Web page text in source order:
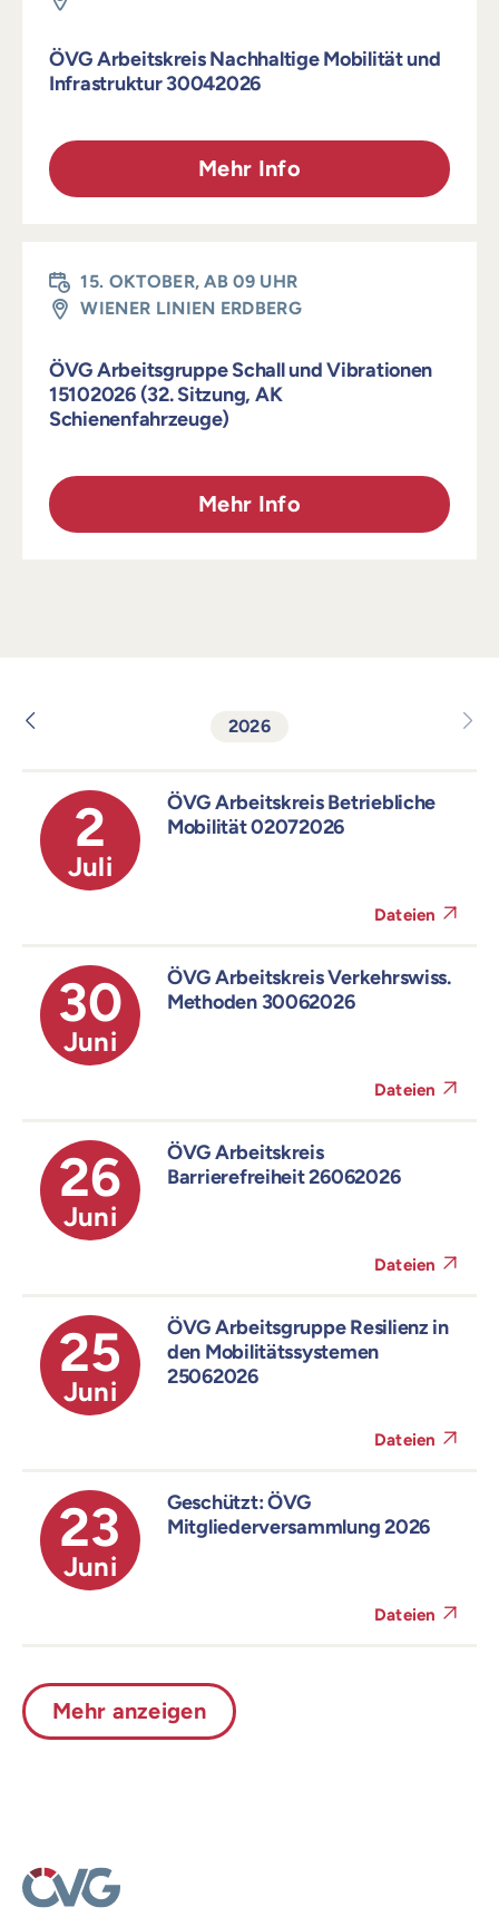
ÖVG Arbeitskreis Nachhaltige Mobilität und
Infrastruktur 30042026
Mehr Info
15. OKTOBER, AB 09 UHR
WIENER LINIEN ERDBERG
ÖVG Arbeitsgruppe Schall und Vibrationen
15102026 (32. Sitzung, AK
Schienenfahrzeuge)
Mehr Info
2026
2
Juli
ÖVG Arbeitskreis Betriebliche
Mobilität 02072026
Dateien
30
Juni
ÖVG Arbeitskreis Verkehrswiss.
Methoden 30062026
Dateien
26
Juni
ÖVG Arbeitskreis
Barrierefreiheit 26062026
Dateien
25
Juni
ÖVG Arbeitsgruppe Resilienz in
den Mobilitätssystemen
25062026
Dateien
23
Juni
Geschützt: ÖVG
Mitgliederversammlung 2026
Dateien
Mehr anzeigen